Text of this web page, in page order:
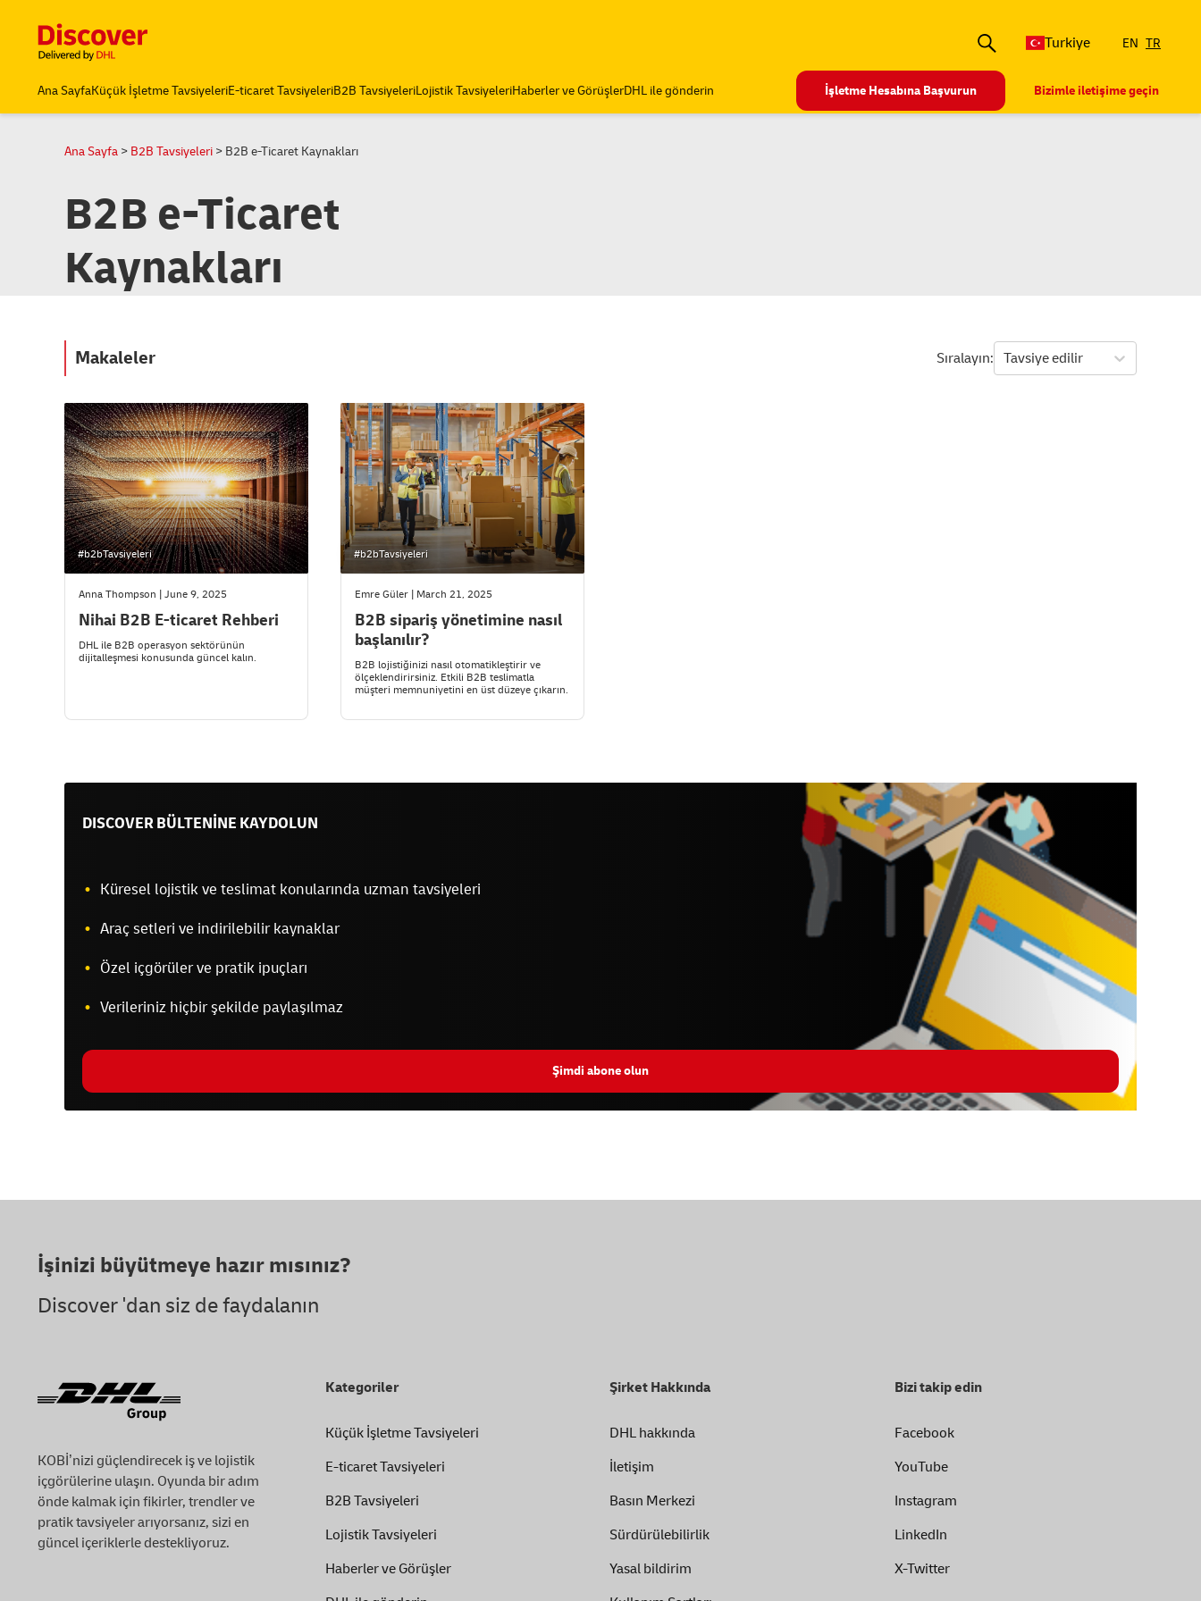
Discover Türkiye
Turkiye EN TR
Ana SayfaKüçük İşletme TavsiyeleriE-ticaret TavsiyeleriB2B TavsiyeleriLojistik TavsiyeleriHaberler ve GörüşlerDHL ile gönderin İşletme Hesabına Başvurun Bizimle iletişime geçin
Ana Sayfa B2B Tavsiyeleri B2B e-Ticaret Kaynakları
B2B e-Ticaret
Kaynakları
Makaleler Sıralayın Tavsiye edilir
#b2bTavsiyeleri
Anna Thompson | June 9, 2025
Nihai B2B E-ticaret Rehberi
DHL ile B2B operasyon sektörünün
dijitalleşmesi konusunda güncel kalın.
#b2bTavsiyeleri
Emre Güler | March 21, 2025
B2B sipariş yönetimine nasıl
başlanılır?
B2B lojistiğinizi nasıl otomatikleştirir ve
ölçeklendirirsiniz. Etkili B2B teslimatla
müşteri memnuniyetini en üst düzeye çıkarın.
DISCOVER BÜLTENİNE KAYDOLUN
Küresel lojistik ve teslimat konularında uzman tavsiyeleri
Araç setleri ve indirilebilir kaynaklar
Özel içgörüler ve pratik ipuçları
Verileriniz hiçbir şekilde paylaşılmaz
Şimdi abone olun
KOBİ’nizi güçlendirecek iş ve lojistik
içgörülerine ulaşın. Oyunda bir adım
önde kalmak için fikirler, trendler ve
pratik tavsiyeler arıyorsanız, sizi en
güncel içeriklerle destekliyoruz.
İşinizi büyütmeye hazır mısınız?
Discover 'dan siz de faydalanın
Kategoriler
Küçük İşletme Tavsiyeleri
E-ticaret Tavsiyeleri
B2B Tavsiyeleri
Lojistik Tavsiyeleri
Haberler ve Görüşler
Şirket Hakkında
DHL hakkında
İletişim
Basın Merkezi
Sürdürülebilirlik
Yasal bildirim
Bizi takip edin
Facebook
YouTube
Instagram
LinkedIn
X-Twitter